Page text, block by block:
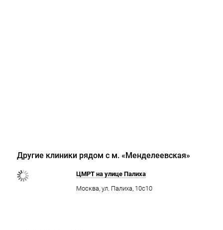
Другие клиники рядом с м. «Менделеевская»
ЦМРТ на улице Палиха
Москва, ул. Палиха, 10с10